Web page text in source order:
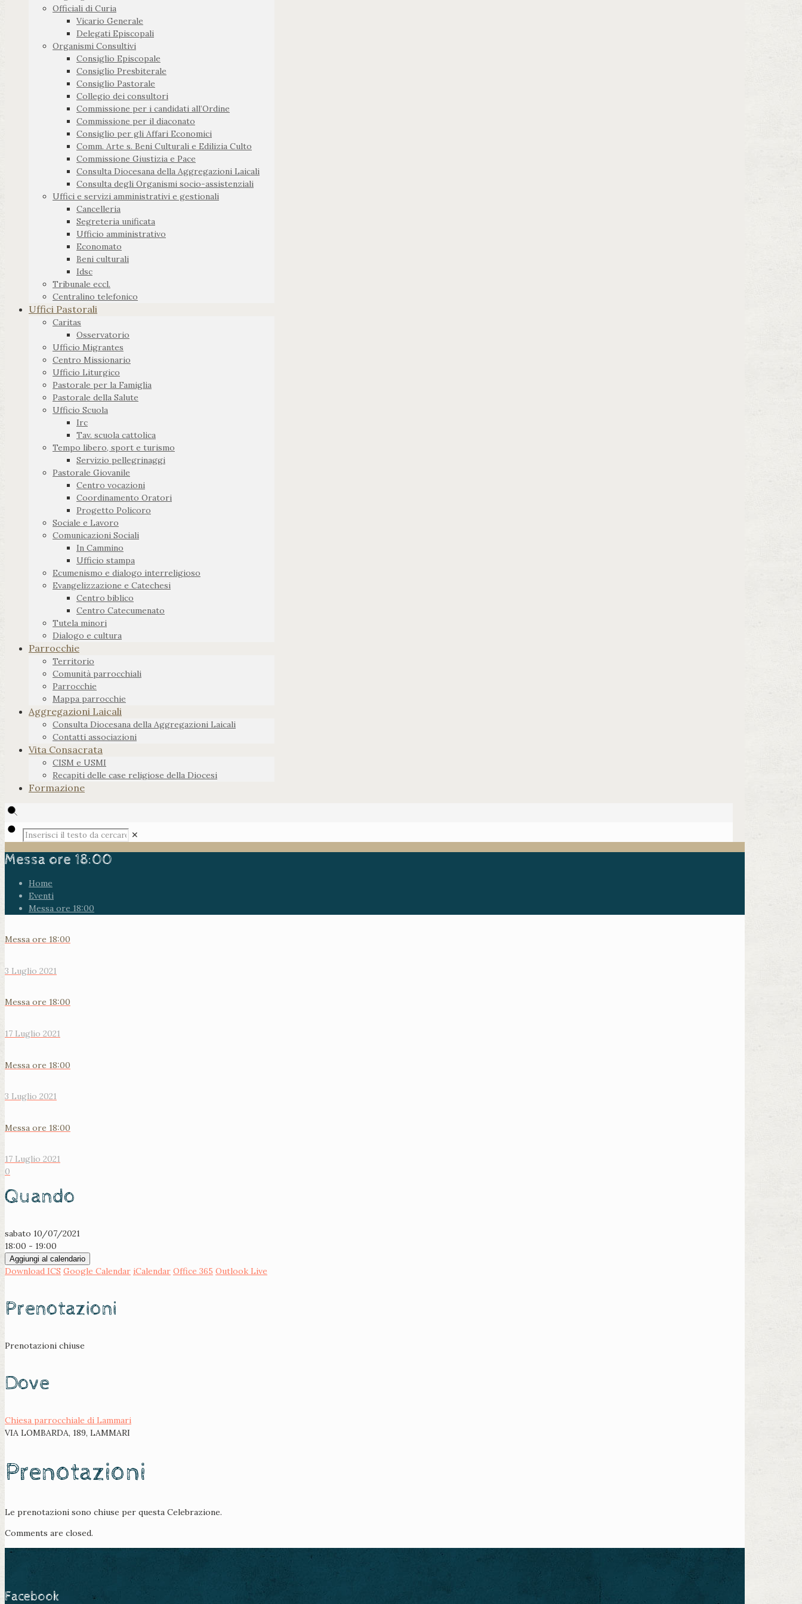
Officiali di Curia
Vicario Generale
Delegati Episcopali
Organismi Consultivi
Consiglio Episcopale
Consiglio Presbiterale
Consiglio Pastorale
Collegio dei consultori
Commissione per i candidati all’Ordine
Commissione per il diaconato
Consiglio per gli Affari Economici
Comm. Arte s. Beni Culturali e Edilizia Culto
Commissione Giustizia e Pace
Consulta Diocesana della Aggregazioni Laicali
Consulta degli Organismi socio-assistenziali
Uffici e servizi amministrativi e gestionali
Cancelleria
Segreteria unificata
Ufficio amministrativo
Economato
Beni culturali
Idsc
Tribunale eccl.
Centralino telefonico
Uffici Pastorali
Caritas
Osservatorio
Ufficio Migrantes
Centro Missionario
Ufficio Liturgico
Pastorale per la Famiglia
Pastorale della Salute
Ufficio Scuola
Irc
Tav. scuola cattolica
Tempo libero, sport e turismo
Servizio pellegrinaggi
Pastorale Giovanile
Centro vocazioni
Coordinamento Oratori
Progetto Policoro
Sociale e Lavoro
Comunicazioni Sociali
In Cammino
Ufficio stampa
Ecumenismo e dialogo interreligioso
Evangelizzazione e Catechesi
Centro biblico
Centro Catecumenato
Tutela minori
Dialogo e cultura
Parrocchie
Territorio
Comunità parrocchiali
Parrocchie
Mappa parrocchie
Aggregazioni Laicali
Consulta Diocesana della Aggregazioni Laicali
Contatti associazioni
Vita Consacrata
CISM e USMI
Recapiti delle case religiose della Diocesi
Formazione
✕
Messa ore 18:00
Home
Eventi
Messa ore 18:00
Messa ore 18:00
3 Luglio 2021
Messa ore 18:00
17 Luglio 2021
Messa ore 18:00
3 Luglio 2021
Messa ore 18:00
17 Luglio 2021
0
Quando
sabato 10/07/2021
18:00 - 19:00
Aggiungi al calendario
Download ICS Google Calendar iCalendar Office 365 Outlook Live
Prenotazioni
Prenotazioni chiuse
Dove
Chiesa parrocchiale di Lammari
VIA LOMBARDA, 189, LAMMARI
Prenotazioni
Le prenotazioni sono chiuse per questa Celebrazione.
Comments are closed.
Facebook